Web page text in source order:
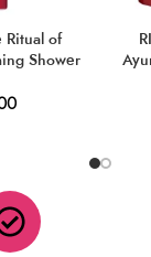
Ritual of
Shower